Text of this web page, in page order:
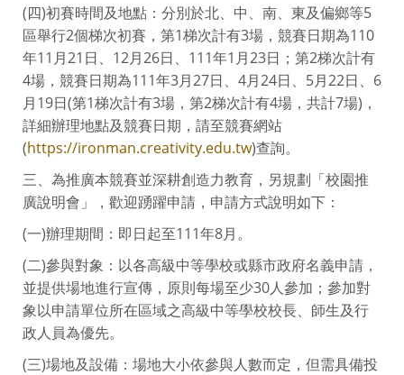
(四)初賽時間及地點：分別於北、中、南、東及偏鄉等5
區舉行2個梯次初賽，第1梯次計有3場，競賽日期為110
年11月21日、12月26日、111年1月23日；第2梯次計有
4場，競賽日期為111年3月27日、4月24日、5月22日、6
月19日(第1梯次計有3場，第2梯次計有4場，共計7場)，
詳細辦理地點及競賽日期，請至競賽網站
(https://ironman.creativity.edu.tw)查詢。
三、為推廣本競賽並深耕創造力教育，另規劃「校園推
廣說明會」，歡迎踴躍申請，申請方式說明如下：
(一)辦理期間：即日起至111年8月。
(二)參與對象：以各高級中等學校或縣市政府名義申請，
並提供場地進行宣傳，原則每場至少30人參加；參加對
象以申請單位所在區域之高級中等學校校長、師生及行
政人員為優先。
(三)場地及設備：場地大小依參與人數而定，但需具備投